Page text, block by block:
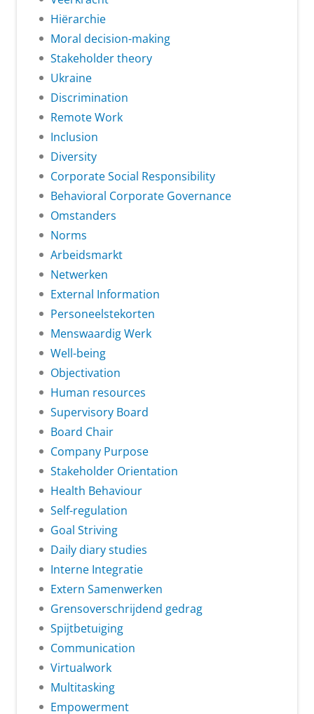
Hiërarchie
Moral decision-making
Stakeholder theory
Ukraine
Discrimination
Remote Work
Inclusion
Diversity
Corporate Social Responsibility
Behavioral Corporate Governance
Omstanders
Norms
Arbeidsmarkt
Netwerken
External Information
Personeelstekorten
Menswaardig Werk
Well-being
Objectivation
Human resources
Supervisory Board
Board Chair
Company Purpose
Stakeholder Orientation
Health Behaviour
Self-regulation
Goal Striving
Daily diary studies
Interne Integratie
Extern Samenwerken
Grensoverschrijdend gedrag
Spijtbetuiging
Communication
Virtualwork
Multitasking
Empowerment